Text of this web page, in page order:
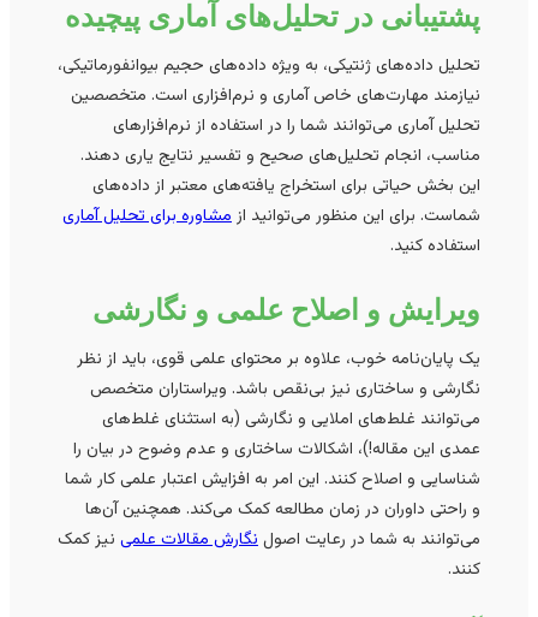
پشتیبانی در تحلیل‌های آماری پیچیده
تحلیل داده‌های ژنتیکی، به ویژه داده‌های حجیم بیوانفورماتیکی،
نیازمند مهارت‌های خاص آماری و نرم‌افزاری است. متخصصین
تحلیل آماری می‌توانند شما را در استفاده از نرم‌افزارهای
مناسب، انجام تحلیل‌های صحیح و تفسیر نتایج یاری دهند.
این بخش حیاتی برای استخراج یافته‌های معتبر از داده‌های
شماست. برای این منظور می‌توانید ازمشاوره برای تحلیل آماری
استفاده کنید.
ویرایش و اصلاح علمی و نگارشی
یک پایان‌نامه خوب، علاوه بر محتوای علمی قوی، باید از نظر
نگارشی و ساختاری نیز بی‌نقص باشد. ویراستاران متخصص
می‌توانند غلط‌های املایی و نگارشی (به استثنای غلط‌های
عمدی این مقاله!)، اشکالات ساختاری و عدم وضوح در بیان را
شناسایی و اصلاح کنند. این امر به افزایش اعتبار علمی کار شما
و راحتی داوران در زمان مطالعه کمک می‌کند. همچنین آن‌ها
می‌توانند به شما در رعایت اصولنگارش مقالات علمینیز کمک